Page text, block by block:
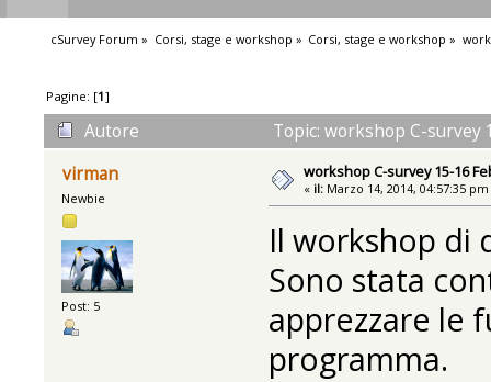
cSurvey Forum » Corsi, stage e workshop » Corsi, stage e workshop »
Pagine: [1]
Autore
Topic: workshop C-
virman
Newbie
Post: 5
workshop C-survey 15-16
« il: Marzo 14, 2014, 04:57:35
Il workshop di
Sono stata
apprezzare le
programma.